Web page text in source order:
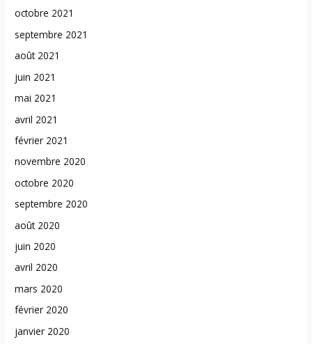
octobre 2021
septembre 2021
août 2021
juin 2021
mai 2021
avril 2021
février 2021
novembre 2020
octobre 2020
septembre 2020
août 2020
juin 2020
avril 2020
mars 2020
février 2020
janvier 2020